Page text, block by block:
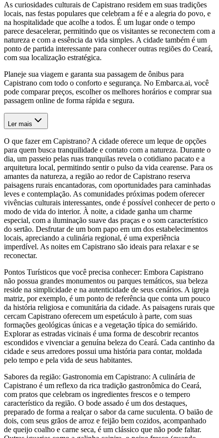
As curiosidades culturais de Capistrano residem em suas tradições
locais, nas festas populares que celebram a fé e a alegria do povo, e
na hospitalidade que acolhe a todos. É um lugar onde o tempo
parece desacelerar, permitindo que os visitantes se reconectem com a
natureza e com a essência da vida simples. A cidade também é um
ponto de partida interessante para conhecer outras regiões do Ceará,
com sua localização estratégica.
Planeje sua viagem e garanta sua passagem de ônibus para
Capistrano com todo o conforto e segurança. No Embarca.ai, você
pode comparar preços, escolher os melhores horários e comprar sua
passagem online de forma rápida e segura.
Ler mais
O que fazer em Capistrano? A cidade oferece um leque de opções
para quem busca tranquilidade e contato com a natureza. Durante o
dia, um passeio pelas ruas tranquilas revela o cotidiano pacato e a
arquitetura local, permitindo sentir o pulso da vida cearense. Para os
amantes da natureza, a região ao redor de Capistrano reserva
paisagens rurais encantadoras, com oportunidades para caminhadas
leves e contemplação. As comunidades próximas podem oferecer
vivências culturais interessantes, onde é possível conhecer de perto o
modo de vida do interior. À noite, a cidade ganha um charme
especial, com a iluminação suave das praças e o som característico
do sertão. Desfrutar de um bom papo em um dos estabelecimentos
locais, apreciando a culinária regional, é uma experiência
imperdível. As noites em Capistrano são ideais para relaxar e se
reconectar.
Pontos Turísticos que você precisa conhecer: Embora Capistrano
não possua grandes monumentos ou parques temáticos, sua beleza
reside na simplicidade e na autenticidade de seus cenários. A igreja
matriz, por exemplo, é um ponto de referência que conta um pouco
da história religiosa e comunitária da cidade. As paisagens rurais que
cercam Capistrano oferecem um espetáculo à parte, com suas
formações geológicas únicas e a vegetação típica do semiárido.
Explorar as estradas vicinais é uma forma de descobrir recantos
escondidos e vivenciar a genuína beleza do Ceará. Cada cantinho da
cidade e seus arredores possui uma história para contar, moldada
pelo tempo e pela vida de seus habitantes.
Sabores da região: Gastronomia em Capistrano: A culinária de
Capistrano é um reflexo da rica tradição gastronômica do Ceará,
com pratos que celebram os ingredientes frescos e o tempero
característico da região. O bode assado é um dos destaques,
preparado de forma a realçar o sabor da carne suculenta. O baião de
dois, com seus grãos de arroz e feijão bem cozidos, acompanhado
de queijo coalho e carne seca, é um clássico que não pode faltar.